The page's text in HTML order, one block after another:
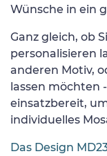
Wünsche in ein
Ganz gleich, ob
personalisieren
anderen Motiv,
lassen möchten
einsatzbereit,
individuelles
Das Design